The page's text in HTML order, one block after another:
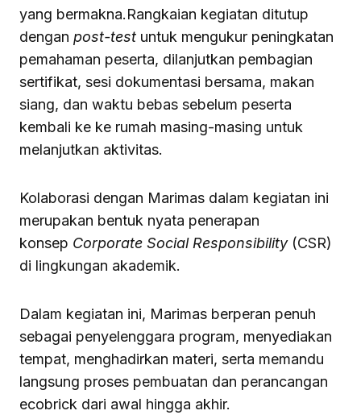
yang bermakna.Rangkaian kegiatan ditutup
dengan post-test untuk mengukur peningkatan
pemahaman peserta, dilanjutkan pembagian
sertifikat, sesi dokumentasi bersama, makan
siang, dan waktu bebas sebelum peserta
kembali ke ke rumah masing-masing untuk
melanjutkan aktivitas.
Kolaborasi dengan Marimas dalam kegiatan ini
merupakan bentuk nyata penerapan
konsep Corporate Social Responsibility (CSR)
di lingkungan akademik.
Dalam kegiatan ini, Marimas berperan penuh
sebagai penyelenggara program, menyediakan
tempat, menghadirkan materi, serta memandu
langsung proses pembuatan dan perancangan
ecobrick dari awal hingga akhir.